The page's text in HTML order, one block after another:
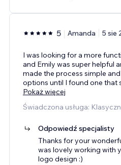
5 Amanda 5 sie
I was looking for a more
and Emily was super helpful
made the process simple
options until I found one that
Pokaż więcej
Świadczona usługa:
Odpowiedź specjalisty
Thanks for your
was lovely working with
logo design :)